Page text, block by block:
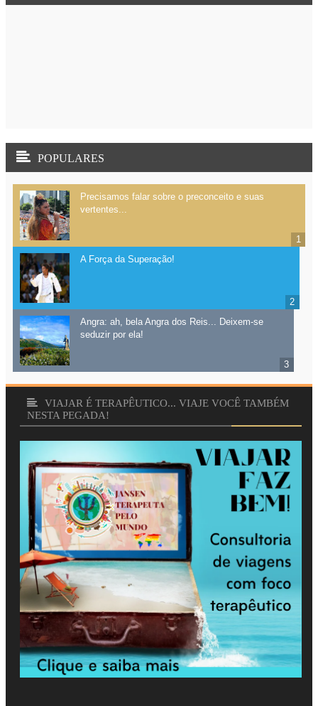
A Força da Superação!
Angra: ah, bela Angra dos Reis... Deixem-se
VIAJAR É TERAPÊUTICO... VIAJE VOCÊ TAMBÉM
NESTA PEGADA!
INSCREVA-SE NO MEU CANAL DO YOUTUBE: